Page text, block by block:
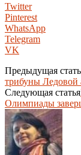
Twitter
Pinterest
WhatsApp
Telegram
VK
Предыдущая
трибуны Ледовой
Следующая статья
Олимпиады